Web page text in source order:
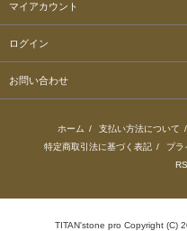
マイアカウント
ログイン
お問い合わせ
ホーム / 支払い方法について /
特定商取引法に基づく表記 / プラ
TITAN'stone pro Copyright (C)